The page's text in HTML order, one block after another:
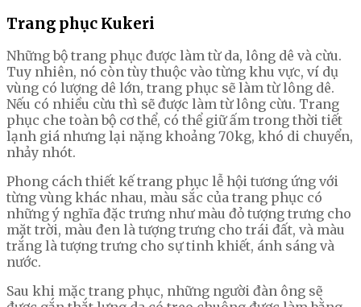
Trang phục Kukeri
Những bộ trang phục được làm từ da, lông dê và cừu.
Tuy nhiên, nó còn tùy thuộc vào từng khu vực, ví dụ
vùng có lượng dê lớn, trang phục sẽ làm từ lông dê.
Nếu có nhiều cừu thì sẽ được làm từ lông cừu. Trang
phục che toàn bộ cơ thể, có thể giữ ấm trong thời tiết
lạnh giá nhưng lại nặng khoảng 70kg, khó di chuyển,
nhảy nhót.
Phong cách thiết kế trang phục lễ hội tương ứng với
từng vùng khác nhau, màu sắc của trang phục có
những ý nghĩa đặc trưng như màu đỏ tượng trưng cho
mặt trời, màu đen là tượng trưng cho trái đất, và màu
trắng là tượng trưng cho sự tinh khiết, ánh sáng và
nước.
Sau khi mặc trang phục, những người đàn ông sẽ